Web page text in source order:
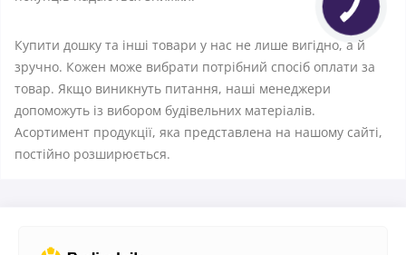
Купити дошку та інші товари у нас не лише вигідно, а й
зручно. Кожен може вибрати потрібний спосіб оплати за
товар. Якщо виникнуть питання, наші менеджери
допоможуть із вибором будівельних матеріалів.
Асортимент продукції, яка представлена ​​на нашому сайті,
постійно розширюється.